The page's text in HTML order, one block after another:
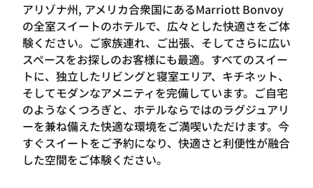
アリゾナ州, アメリカ合衆国にあるMarriott Bonvoy
の全室スイートのホテルで、広々とした快適さをご体
験ください。ご家族連れ、ご出張、そしてさらに広い
スペースをお探しのお客様にも最適。すべてのスイー
トに、独立したリビングと寝室エリア、キチネット、
そしてモダンなアメニティを完備しています。ご自宅
のようなくつろぎと、ホテルならではのラグジュアリ
ーを兼ね備えた快適な環境をご満喫いただけます。今
すぐスイートをご予約になり、快適さと利便性が融合
した空間をご体験ください。